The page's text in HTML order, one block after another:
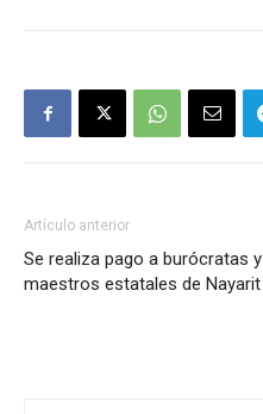
Artículo anterior
Se realiza pago a burócratas y
maestros estatales de Nayarit